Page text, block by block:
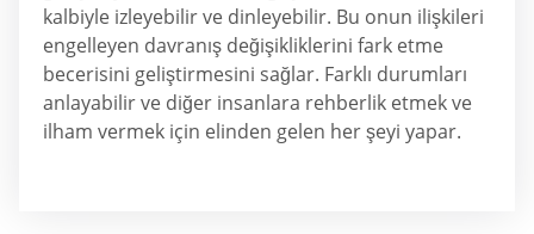
kalbiyle izleyebilir ve dinleyebilir. Bu onun ilişkileri
engelleyen davranış değişikliklerini fark etme
becerisini geliştirmesini sağlar. Farklı durumları
anlayabilir ve diğer insanlara rehberlik etmek ve
ilham vermek için elinden gelen her şeyi yapar.